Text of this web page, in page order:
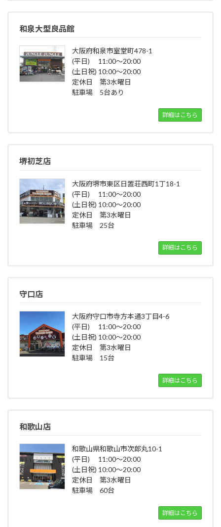
和泉大型良品館
大阪府和泉市室堂町478-1
(平日) 11:00～20:00
(土日祝) 10:00～20:00
定休日 第3水曜日
駐車場 5台あり
詳細はこちら
堺初芝店
大阪府堺市東区日置荘西町1丁18-1
(平日) 11:00～20:00
(土日祝) 10:00～20:00
定休日 第3水曜日
駐車場 25台
詳細はこちら
守口店
大阪府守口市寺方本通3丁目4-6
(平日) 11:00～20:00
(土日祝) 10:00～20:00
定休日 第3水曜日
駐車場 15台
詳細はこちら
和歌山店
和歌山県和歌山市次郎丸10-1
(平日) 11:00～20:00
(土日祝) 10:00～20:00
定休日 第3水曜日
駐車場 60台
詳細はこちら